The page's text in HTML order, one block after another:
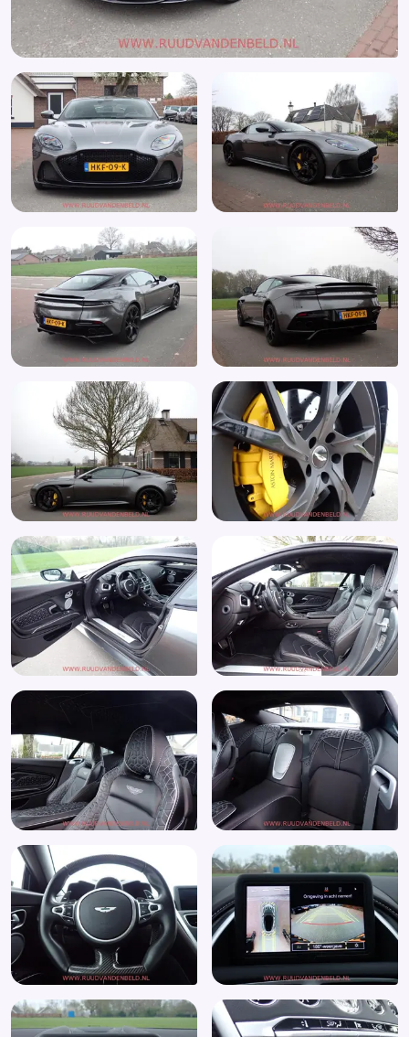
Buitenspiegels verwarmbaar
Bumpers in carrosseriekleur
Centrale deurvergrendeling
Centrale deurvergrendeling met afstandsbediening
Cruise control
Derde remlicht
Elektrisch verstelbare voorstoel(en)
Elektronische remkrachtverdeling
Elektronisch Stabiliteits Programma
Hoofdsteunen achter
Keyless start
LED achterlichten
LED dagrijverlichting
Lederen stuurwiel
LED koplampen
Lichtmetalen velgen
Lichtsensor
MP3 aansluiting
Multimedia-voorbereiding
Multimedia systeem
Navigatie
Navigatiesysteem
Parkeer assistent
Parkeersensor achter
Parkeersensor voor
Passagiersstoel in hoogte verstelbaar
Regensensor
Rondomzicht camera
Stuurbekrachtiging snelheidsafhankelijk
Stuur leder
Stuurwiel multifunctioneel
Telefoonvoorbereiding
Uitlaat sierstuk
Variabele stuuroverbrenging
Voorstoelen in hoogte verstelbaar
Zwarte glans (piano)lak interieur afwerking